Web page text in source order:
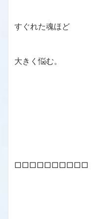
すぐれた魂ほど
大きく悩む。
□□□□□□□□□□